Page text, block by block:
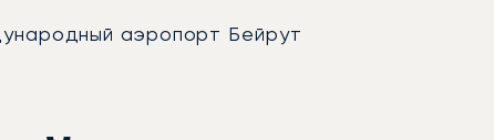
аэропорт Бейрут